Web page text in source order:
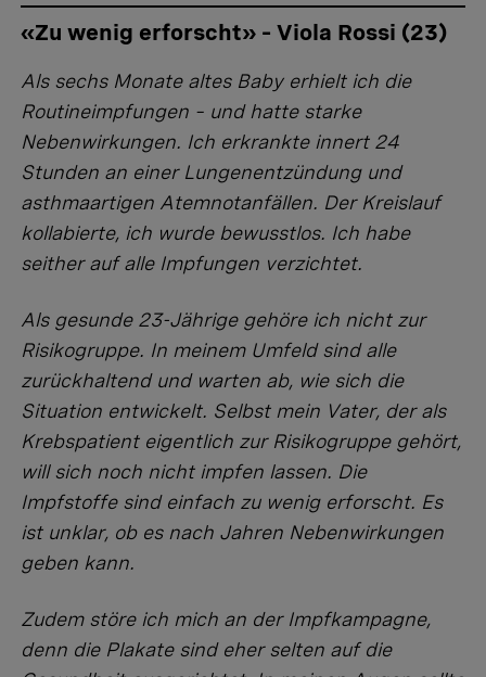
«Zu wenig erforscht» – Viola Rossi (23)
Als sechs Monate altes Baby erhielt ich die
Routineimpfungen – und hatte starke
Nebenwirkungen. Ich erkrankte innert 24
Stunden an einer Lungenentzündung und
asthmaartigen Atemnotanfällen. Der Kreislauf
kollabierte, ich wurde bewusstlos. Ich habe
seither auf alle Impfungen verzichtet.
Als gesunde 23-Jährige gehöre ich nicht zur
Risikogruppe. In meinem Umfeld sind alle
zurückhaltend und warten ab, wie sich die
Situation entwickelt. Selbst mein Vater, der als
Krebspatient eigentlich zur Risikogruppe gehört,
will sich noch nicht impfen lassen. Die
Impfstoffe sind einfach zu wenig erforscht. Es
ist unklar, ob es nach Jahren Nebenwirkungen
geben kann.
Zudem störe ich mich an der Impfkampagne,
denn die Plakate sind eher selten auf die